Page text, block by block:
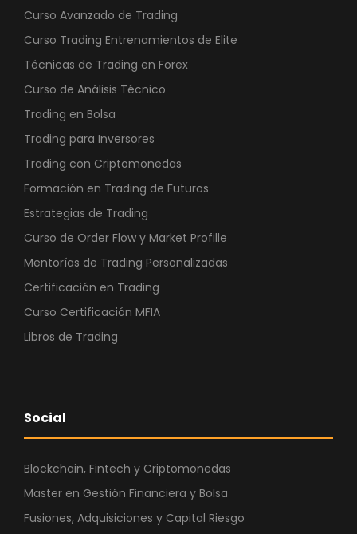
Curso Avanzado de Trading
Curso Trading Entrenamientos de Elite
Técnicas de Trading en Forex
Curso de Análisis Técnico
Trading en Bolsa
Trading para Inversores
Trading con Criptomonedas
Formación en Trading de Futuros
Estrategias de Trading
Curso de Order Flow y Market Profille
Mentorías de Trading Personalizadas
Certificación en Trading
Curso Certificación MFIA
Libros de Trading
Social
Blockchain, Fintech y Criptomonedas
Master en Gestión Financiera y Bolsa
Fusiones, Adquisiciones y Capital Riesgo